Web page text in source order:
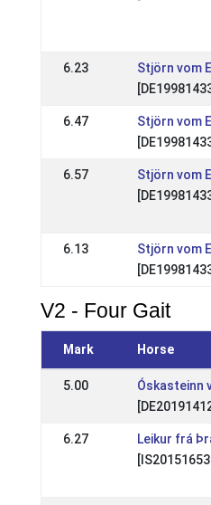
6.23
Stjörn vom
6.47
Stjörn vom
6.57
Stjörn vom
6.13
Stjörn vom
V2 - Four Gait
Mark Horse
5.00
Óskasteinn
6.27
Leikur frá